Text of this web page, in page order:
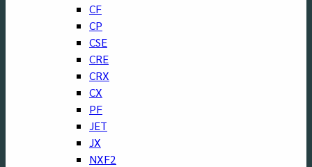
CF
CP
CSE
CRE
CRX
CX
PF
JET
JX
NXF2